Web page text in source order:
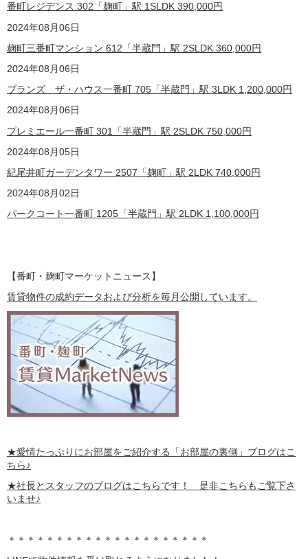
番町レジデンス 302「麹町」駅 1SLDK 390,000円
2024年08月06日
麹町三番町マンション 612「半蔵門」駅 2SLDK 360,000円
2024年08月06日
ブランズ ザ・ハウス一番町 705「半蔵門」駅 3LDK 1,200,000円
2024年08月06日
プレミエール一番町 301「半蔵門」駅 2SLDK 750,000円
2024年08月05日
紀尾井町ガーデンタワー 2507「麹町」駅 2LDK 740,000円
2024年08月02日
パークコート一番町 1205「半蔵門」駅 2LDK 1,100,000円
【番町・麹町マーケットニュース】
賃貸物件の成約データおよび分析を毎月公開しています。
★愛情たっぷりにお部屋をご紹介する 「お部屋の裏側」 ブログはこ
ちら♪
★社長とスタッフのブログはこちらです！ 是非こちらもご覧下さ
いませ♪
＊＊＊＊＊＊＊＊＊＊＊＊＊＊＊＊＊＊＊＊＊